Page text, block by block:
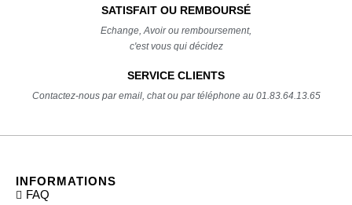
SATISFAIT OU REMBOURSÉ
Echange, Avoir ou remboursement,
c'est vous qui décidez
SERVICE CLIENTS
Contactez-nous par email, chat ou par téléphone au 01.83.64.13.65
INFORMATIONS
FAQ